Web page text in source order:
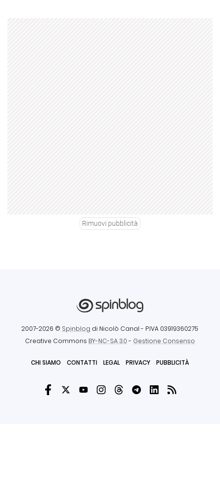
Rimuovi pubblicità
2007-2026 © Spinblog di Nicolò Canal - P.IVA 03919360275
Creative Commons BY-NC-SA 3.0- Gestione Consenso
CHI SIAMO CONTATTI LEGAL PRIVACY PUBBLICITÀ